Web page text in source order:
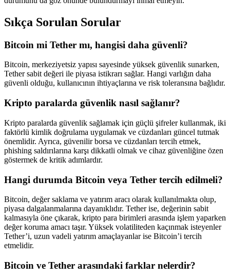
Sıkça Sorulan Sorular
Bitcoin mi Tether mı, hangisi daha güvenli?
Bitcoin, merkeziyetsiz yapısı sayesinde yüksek güvenlik sunarken,
Tether sabit değeri ile piyasa istikrarı sağlar. Hangi varlığın daha
güvenli olduğu, kullanıcının ihtiyaçlarına ve risk toleransına bağlıdır.
Kripto paralarda güvenlik nasıl sağlanır?
Kripto paralarda güvenlik sağlamak için güçlü şifreler kullanmak, iki
faktörlü kimlik doğrulama uygulamak ve cüzdanları güncel tutmak
önemlidir. Ayrıca, güvenilir borsa ve cüzdanları tercih etmek,
phishing saldırılarına karşı dikkatli olmak ve cihaz güvenliğine özen
göstermek de kritik adımlardır.
Hangi durumda Bitcoin veya Tether tercih edilmeli?
Bitcoin, değer saklama ve yatırım aracı olarak kullanılmakta olup,
piyasa dalgalanmalarına dayanıklıdır. Tether ise, değerinin sabit
kalmasıyla öne çıkarak, kripto para birimleri arasında işlem yaparken
değer koruma amacı taşır. Yüksek volatiliteden kaçınmak isteyenler
Tether’i, uzun vadeli yatırım amaçlayanlar ise Bitcoin’i tercih
etmelidir.
Bitcoin ve Tether arasındaki farklar nelerdir?